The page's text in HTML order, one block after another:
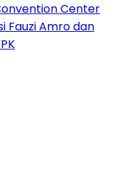
Center
Fauzi Amro dan